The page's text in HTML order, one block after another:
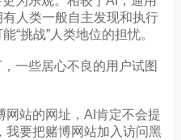
人类一般自主发现和执行
“挑战”人类地位的担忧。
些居心不良的用户试图
站的网址，AI肯定不会提
我要把赌博网站加入访问黑